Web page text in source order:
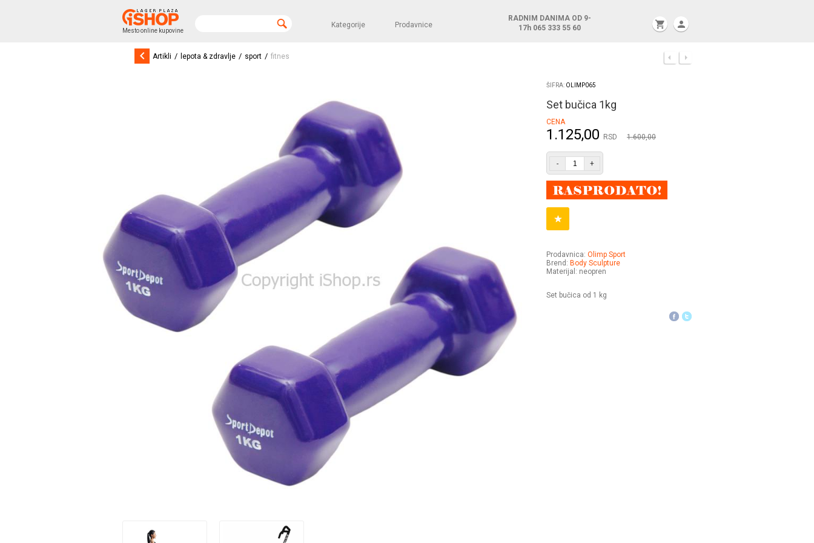
Mesto online kupovine
Kategorije Prodavnice
RADNIM DANIMA OD 9-
17h 065 333 55 60 shopping_cart person
keyboard_arrow_left Artikli / lepota & zdravlje / sport / fitnes
ŠIFRA: OLIMP065
Set bučica 1kg
CENA
1.125,00 RSD 1.600,00
- +
Prodavnica: Olimp Sport
Brend: Body Sculpture
Materijal: neopren
Set bučica od 1 kg